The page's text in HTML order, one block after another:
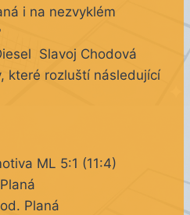
i na nezvyklém
Slavoj Chodová
které rozluští následující
ML 5:1 (11:4)
Planá